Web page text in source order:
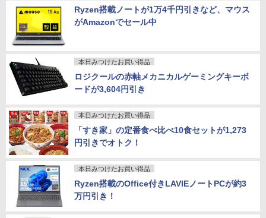
Ryzen搭載ノートが1万4千円引きなど、マウス
がAmazonでセール中
本日みつけたお買い得品
ロジクールの赤軸メカニカルゲーミングキーボ
ードが3,604円引き
本日みつけたお買い得品
「すき家」の定番食べ比べ10食セットが1,273
円引きでオトク！
本日みつけたお買い得品
Ryzen搭載のOffice付きLAVIEノートPCが約3
万円引き！